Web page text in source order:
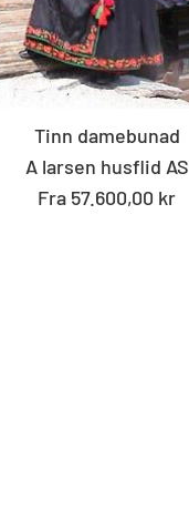
Tinn damebunad
A larsen husflid AS
Fra 57.600,00 kr